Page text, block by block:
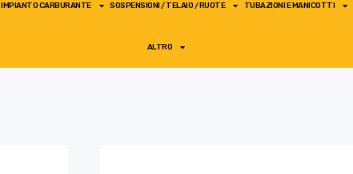
IMPIANTO CARBURANTE SOSPENSIONI / TELAIO / RUOTE TUBAZIONI E MANICOTTI
ALTRO